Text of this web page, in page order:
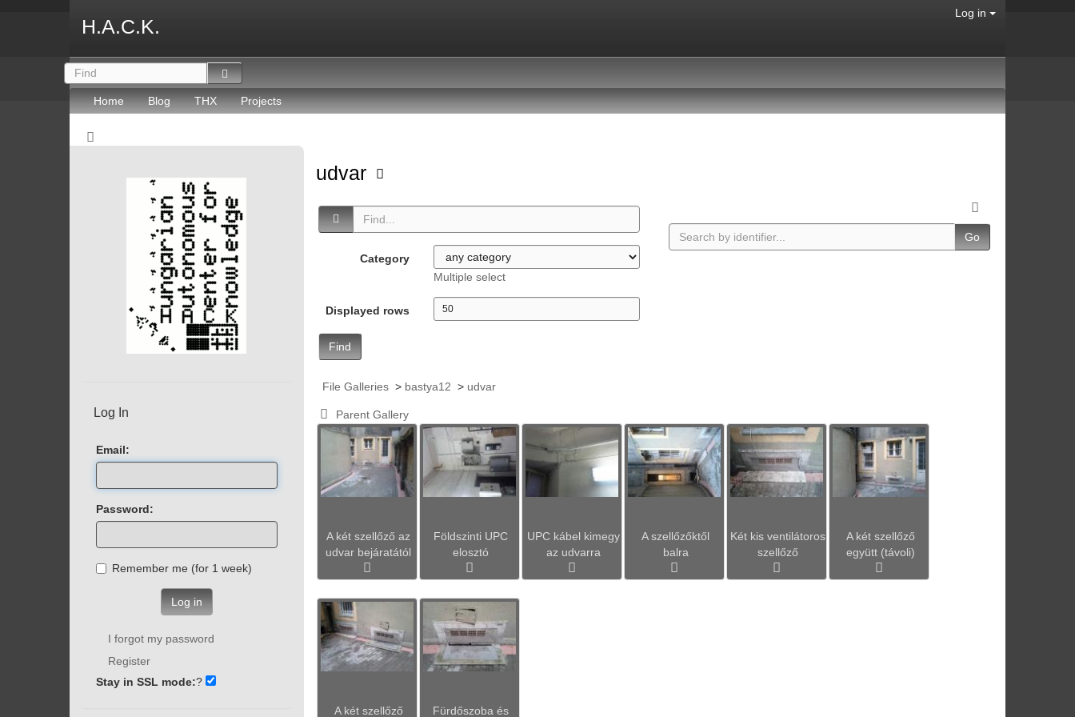
H.A.C.K.
Log in
Home Blog THX Projects
udvar
Category
Multiple select
Displayed rows
Find
Go
File Galleries> bastya12 > udvar
Parent Gallery
A két szellőző az
udvar bejáratától
Földszinti UPC
elosztó
UPC kábel kimegy
az udvarra
A szellőzőktől
balra
Két kis ventilátoros
szellőző
A két szellőző
együtt (távoli)
A két szellőző
Fürdőszoba és
Log In
Email:
Password:
Remember me (for 1 week)
Log in
I forgot my password
Register
Stay in SSL mode:?